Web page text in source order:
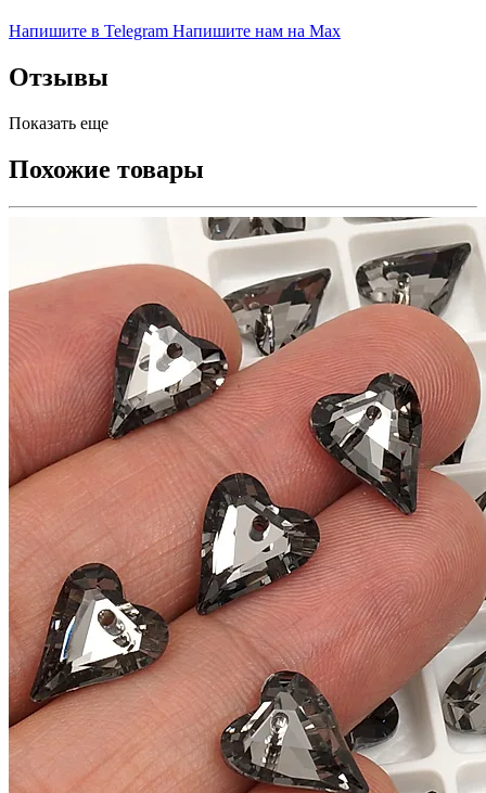
Напишите в Telegram Напишите нам на Max
Отзывы
Показать еще
Похожие товары